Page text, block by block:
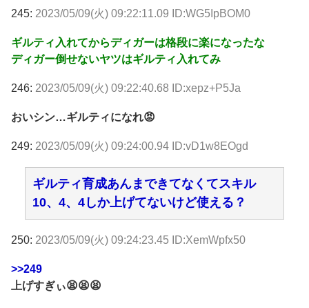
245: 2023/05/09(火) 09:22:11.09 ID:WG5IpBOM0
ギルティ入れてからディガーは格段に楽になったな
ディガー倒せないヤツはギルティ入れてみ
246: 2023/05/09(火) 09:22:40.68 ID:xepz+P5Ja
おいシン…ギルティになれ😡
249: 2023/05/09(火) 09:24:00.94 ID:vD1w8EOgd
ギルティ育成あんまできてなくてスキル
10、4、4しか上げてないけど使える？
250: 2023/05/09(火) 09:24:23.45 ID:XemWpfx50
>>249
上げすぎぃ😫😫😫